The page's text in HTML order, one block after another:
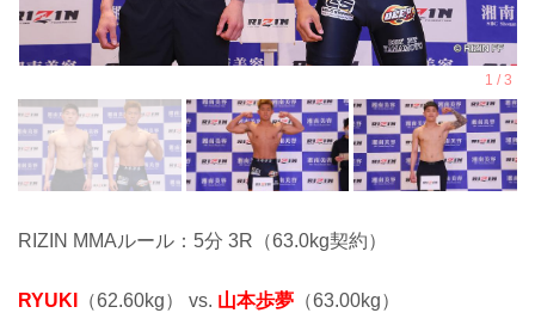
RIZIN MMAルール：5分 3R（63.0kg契約）
RYUKI （62.60kg） vs. 山本歩夢 （63.00kg）